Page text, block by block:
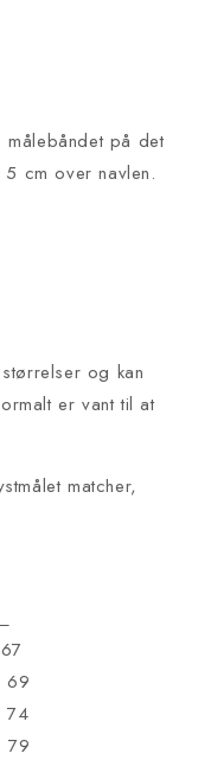
på det
cm over navlen.
og kan
er vant til at
matcher,